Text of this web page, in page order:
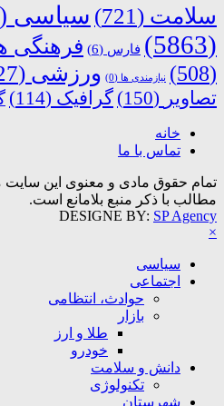
سلامت (721) سیاسی (1897)
(5863)
فارس (6) فرهنگی
(508)
نیازمندی ها (0) ورزشی (827)
تصاویر (150) گرافیک (114)
خانه
تماس با ما
تمام حقوق مادی و معنوی این سایت
مطالب با ذکر منبع بلامانع است.
DESIGNE BY: SP Agency
×
سیاسی
اجتماعی
حوادث، انتظامی
بازار
طلا و ارز
خودرو
دانش و سلامت
تکنولوژی
شهرستان